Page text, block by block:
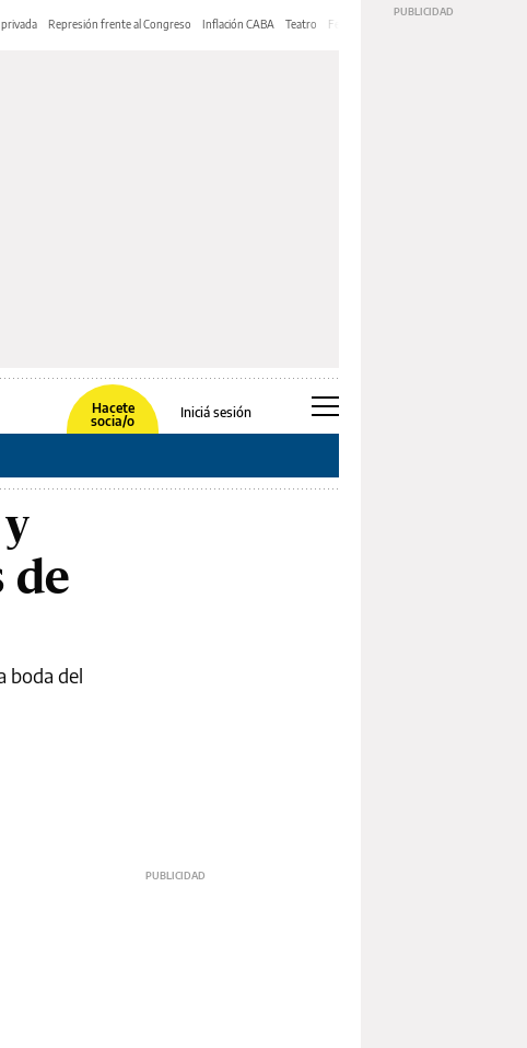
Represión frente al Congreso Inflación CABA Teatro Feria de Editores
Hacete
socia/o
Iniciá sesión
de
boda del